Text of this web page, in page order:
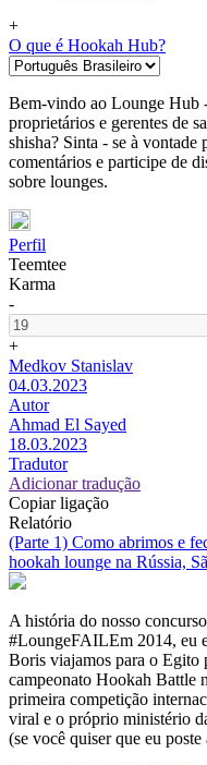
+
O que é Hookah Hub?
Bem-vindo ao Lounge Hub
proprietários e gerentes de
shisha? Sinta - se à vontade
comentários e participe de
sobre lounges.
Perfil
Teemtee
Karma
-
+
Medkov Stanislav
04.03.2023
Autor
Ahmad El Sayed
18.03.2023
Tradutor
Adicionar tradução
Copiar ligação
Relatório
(Parte 1) Como abrimos e
hookah lounge na Rússia,
A história do nosso
#LoungeFAILEm 2014, eu
Boris viajamos para o Egito
campeonato Hookah Battle
primeira competição
viral e o próprio ministério
(se você quiser que eu